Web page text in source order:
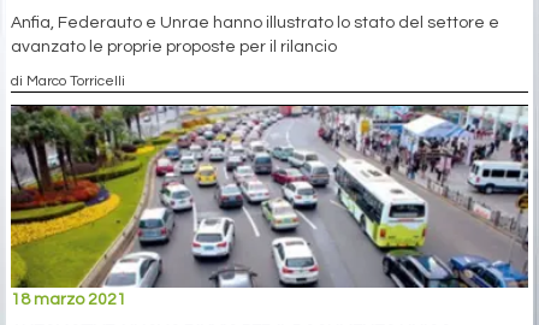
Anfia, Federauto e Unrae hanno illustrato lo stato del settore e
avanzato le proprie proposte per il rilancio
di Marco Torricelli
18 marzo 2021